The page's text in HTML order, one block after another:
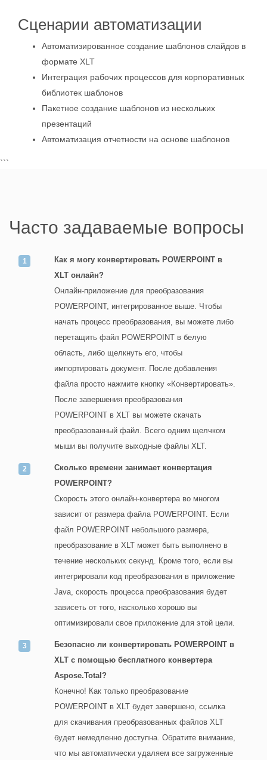
Сценарии автоматизации
Автоматизированное создание шаблонов слайдов в
формате XLT
Интеграция рабочих процессов для корпоративных
библиотек шаблонов
Пакетное создание шаблонов из нескольких
презентаций
Автоматизация отчетности на основе шаблонов
```
Часто задаваемые вопросы
Как я могу конвертировать POWERPOINT в
XLT онлайн?
Онлайн-приложение для преобразования
POWERPOINT, интегрированное выше. Чтобы
начать процесс преобразования, вы можете либо
перетащить файл POWERPOINT в белую
область, либо щелкнуть его, чтобы
импортировать документ. После добавления
файла просто нажмите кнопку «Конвертировать».
После завершения преобразования
POWERPOINT в XLT вы можете скачать
преобразованный файл. Всего одним щелчком
мыши вы получите выходные файлы XLT.
Сколько времени занимает конвертация
POWERPOINT?
Скорость этого онлайн-конвертера во многом
зависит от размера файла POWERPOINT. Если
файл POWERPOINT небольшого размера,
преобразование в XLT может быть выполнено в
течение нескольких секунд. Кроме того, если вы
интегрировали код преобразования в приложение
Java, скорость процесса преобразования будет
зависеть от того, насколько хорошо вы
оптимизировали свое приложение для этой цели.
Безопасно ли конвертировать POWERPOINT в
XLT с помощью бесплатного конвертера
Aspose.Total?
Конечно! Как только преобразование
POWERPOINT в XLT будет завершено, ссылка
для скачивания преобразованных файлов XLT
будет немедленно доступна. Обратите внимание,
что мы автоматически удаляем все загруженные